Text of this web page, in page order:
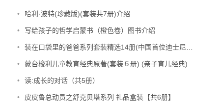
• 哈利·波特(珍藏版)(套装共7册)介绍
• 写给孩子的哲学启蒙书（橙色卷）图书介绍
• 装在口袋里的爸爸系列套装精选14册(中国首位迪士尼签约作家杨鹏畅销百万的作品)
• 蒙台梭利儿童教育经典原著(套装６册) (亲子育儿经典)
• 读:成长的对话（共5册）
• 皮皮鲁总动员之舒克贝塔系列 礼品盒装【共6册】